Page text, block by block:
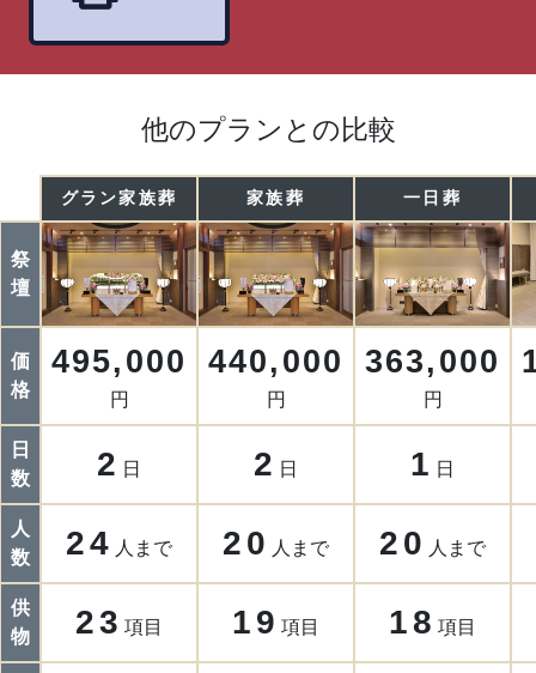
他のプランとの比較
グラン家族葬 家族葬 一日葬
祭
壇
価
格
495,000
円
440,000
円
363,000
円
日
数
2 日 2 日 1 日
人
数
24 人まで 20 人まで 20 人まで
供
物
23 項目 19 項目 18 項目